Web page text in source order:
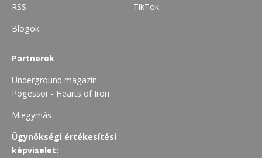
RSS
Blogok
TikTok
Partnerek
Underground magazin
Pogessor - Hearts of Iron
Miegymás
Ügynökségi értékesítési
képviselet: